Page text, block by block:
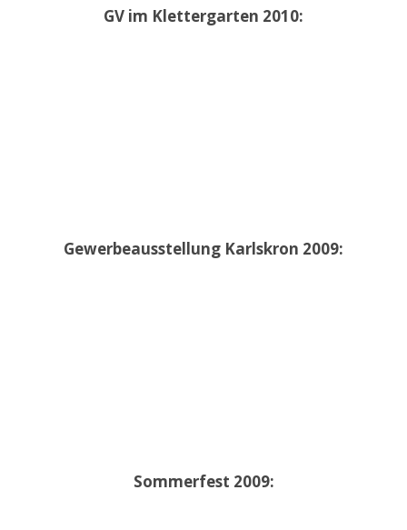
GV im Klettergarten 2010:
Gewerbeausstellung Karlskron 2009:
Sommerfest 2009: